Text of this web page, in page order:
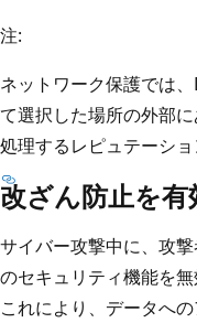
注:
ネットワーク保護では
て選択した場所の外部
処理するレピュテーショ
改ざん防止を有
サイバー攻撃中に、攻
のセキュリティ機能を
これにより、データへ